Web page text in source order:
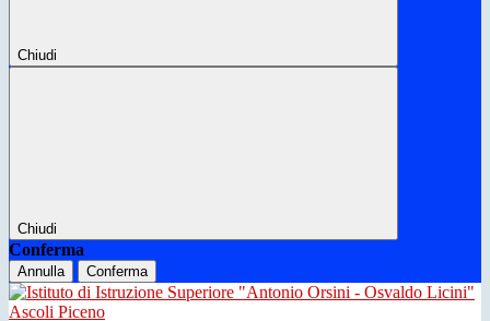
Chiudi
Chiudi
Conferma
Annulla Conferma